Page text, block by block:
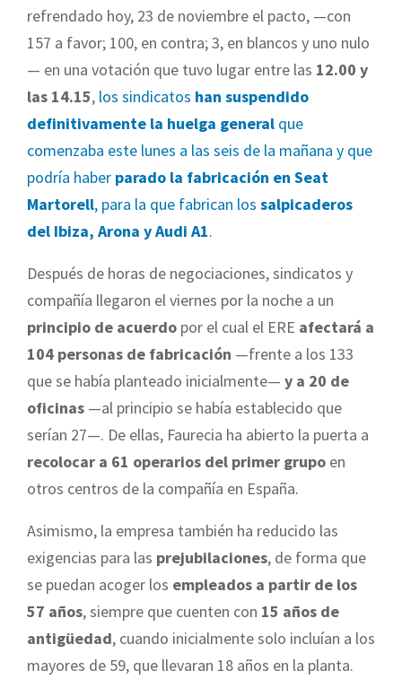
refrendado hoy, 23 de noviembre el pacto, —con
157 a favor; 100, en contra; 3, en blancos y uno nulo
— en una votación que tuvo lugar entre las 12.00 y
las 14.15, los sindicatos han suspendido
definitivamente la huelga general que
comenzaba este lunes a las seis de la mañana y que
podría haber parado la fabricación en Seat
Martorell, para la que fabrican los salpicaderos
del Ibiza, Arona y Audi A1.
Después de horas de negociaciones, sindicatos y
compañía llegaron el viernes por la noche a un
principio de acuerdo por el cual el ERE afectará a
104 personas de fabricación —frente a los 133
que se había planteado inicialmente— y a 20 de
oficinas —al principio se había establecido que
serían 27—. De ellas, Faurecia ha abierto la puerta a
recolocar a 61 operarios del primer grupo en
otros centros de la compañía en España.
Asimismo, la empresa también ha reducido las
exigencias para las prejubilaciones, de forma que
se puedan acoger los empleados a partir de los
57 años, siempre que cuenten con 15 años de
antigüedad, cuando inicialmente solo incluían a los
mayores de 59, que llevaran 18 años en la planta.